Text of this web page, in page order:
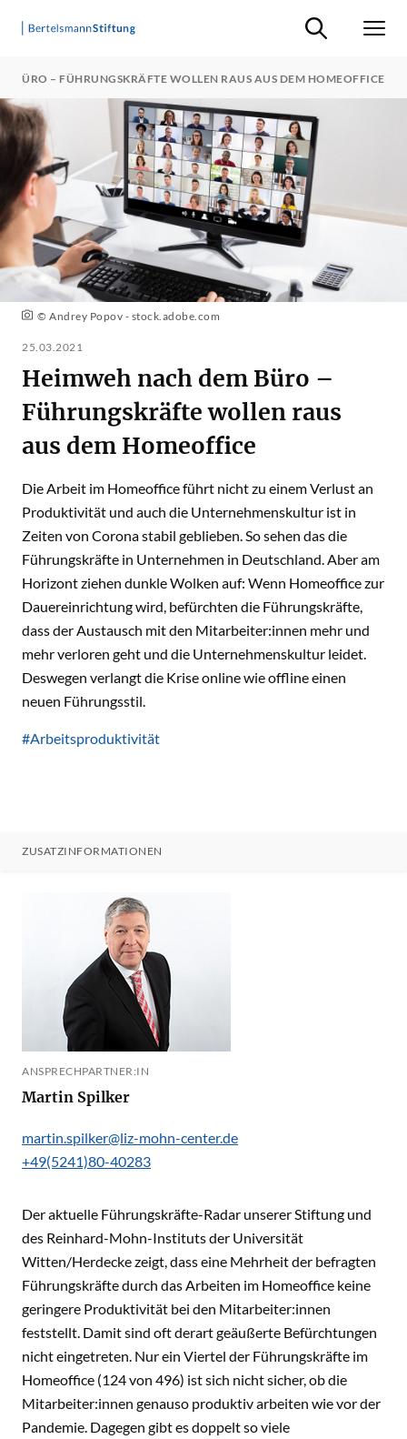
Suche ein-/
BÜRO – FÜHRUNGSKRÄFTE WOLLEN RAUS AUS DEM HOMEOFFICE
© Andrey Popov - stock.adobe.com
25.03.2021
Heimweh nach dem Büro –
Führungskräfte wollen raus
aus dem Homeoffice
Die Arbeit im Homeoffice führt nicht zu einem Verlust an
Produktivität und auch die Unternehmenskultur ist in
Zeiten von Corona stabil geblieben. So sehen das die
Führungskräfte in Unternehmen in Deutschland. Aber am
Horizont ziehen dunkle Wolken auf: Wenn Homeoffice zur
Dauereinrichtung wird, befürchten die Führungskräfte,
dass der Austausch mit den Mitarbeiter:innen mehr und
mehr verloren geht und die Unternehmenskultur leidet.
Deswegen verlangt die Krise online wie offline einen
neuen Führungsstil.
#Arbeitsproduktivität
ZUSATZINFORMATIONEN
ANSPRECHPARTNER:IN
Martin Spilker
martin.spilker@liz-mohn-center.de
+49(5241)80-40283
Der aktuelle Führungskräfte-Radar unserer Stiftung und
des Reinhard-Mohn-Instituts der Universität
Witten/Herdecke zeigt, dass eine Mehrheit der befragten
Führungskräfte durch das Arbeiten im Homeoffice keine
geringere Produktivität bei den Mitarbeiter:innen
feststellt. Damit sind oft derart geäußerte Befürchtungen
nicht eingetreten. Nur ein Viertel der Führungskräfte im
Homeoffice (124 von 496) ist sich nicht sicher, ob die
Mitarbeiter:innen genauso produktiv arbeiten wie vor der
Pandemie. Dagegen gibt es doppelt so viele